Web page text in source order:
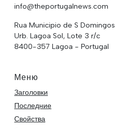
info@theportugalnews.com
Rua Municipio de S Domingos
Urb. Lagoa Sol, Lote 3 r/c
8400-357 Lagoa - Portugal
Меню
Заголовки
Последние
Свойства